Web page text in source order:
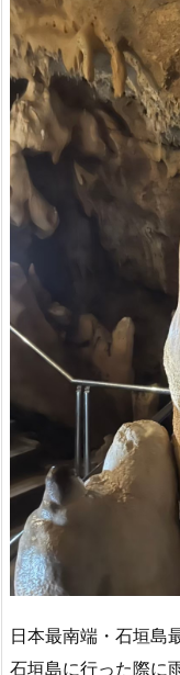
日本最南端・石垣島
石垣島に行った際に